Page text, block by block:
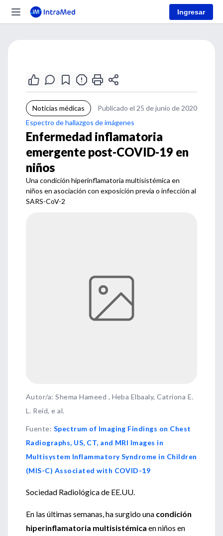
Ingresar
Noticias médicas
Publicado el 25 de junio de 2020
Espectro de hallazgos de imágenes
Enfermedad inflamatoria
emergente post-COVID-19 en
niños
Una condición hiperinflamatoria multisistémica en
niños en asociación con exposición previa o infección al
SARS-CoV-2
Autor/a: Shema Hameed , Heba Elbaaly, Catriona E.
L. Reid, e al.
Fuente: Spectrum of Imaging Findings on Chest
Radiographs, US, CT, and MRI Images in
Multisystem Inflammatory Syndrome in Children
(MIS-C) Associated with COVID-19
Sociedad Radiológica de EE.UU.
En las últimas semanas, ha surgido una condición
hiperinflamatoria multisistémica en niños en